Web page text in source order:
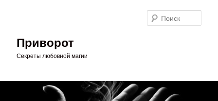
Приворот
Секреты любовной магии